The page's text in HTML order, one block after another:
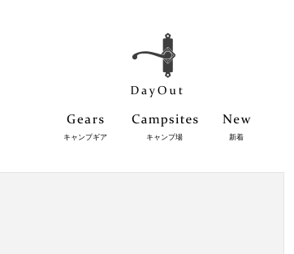
キャンプギア キャンプ場 新着